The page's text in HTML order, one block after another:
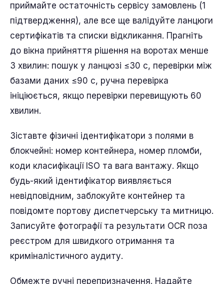
приймайте остаточність сервісу замовлень (1
підтвердження), але все ще валідуйте ланцюги
сертифікатів та списки відкликання. Прагніть
до вікна прийняття рішення на воротах менше
3 хвилин: пошук у ланцюзі ≤30 с, перевірки між
базами даних ≤90 с, ручна перевірка
ініціюється, якщо перевірки перевищують 60
хвилин.
Зіставте фізичні ідентифікатори з полями в
блокчейні: номер контейнера, номер пломби,
коди класифікації ISO та вага вантажу. Якщо
будь-який ідентифікатор виявляється
невідповідним, заблокуйте контейнер та
повідомте портову диспетчерську та митницю.
Записуйте фотографії та результати OCR поза
реєстром для швидкого отримання та
криміналістичного аудиту.
Обмежте ручні перепризначення. Надайте